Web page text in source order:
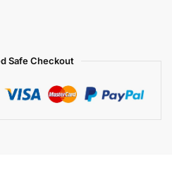
Safe Checkout